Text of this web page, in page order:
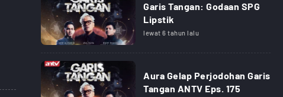
Garis Tangan: Godaan SPG
Lipstik
lewat 6 tahun lalu
Aura Gelap Perjodohan Garis
Tangan ANTV Eps. 175